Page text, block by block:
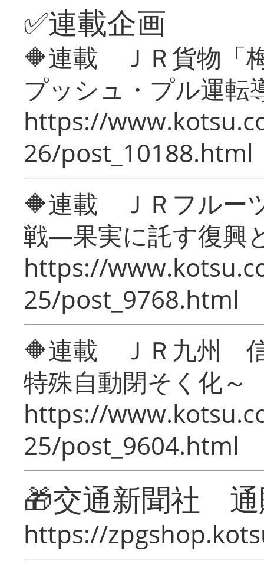
✅連載企画
🔶連載 ＪＲ貨物「
プッシュ・プル運転
https://
26/post_10188.html
🔶連載 ＪＲフルー
戦―果実に託す復興
https://
25/post_9768.html
🔶連載 ＪＲ九州 信
特殊自動閉そく化～
https://
25/post_9604.html
🎁交通新聞社
https://